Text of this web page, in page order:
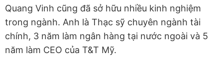
Quang Vinh cũng đã sở hữu nhiều kinh nghiệm
trong ngành. Anh là Thạc sỹ chuyên ngành tài
chính, 3 năm làm ngân hàng tại nước ngoài và 5
năm làm CEO của T&T Mỹ.